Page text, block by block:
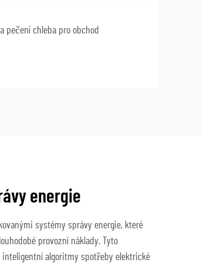
pečení chleba pro obchod
energie
systémy správy energie, které
provozní náklady. Tyto
algoritmy spotřeby elektrické